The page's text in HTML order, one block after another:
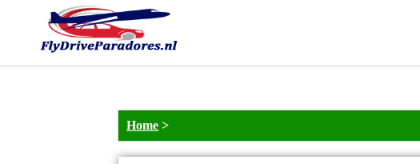
Home >